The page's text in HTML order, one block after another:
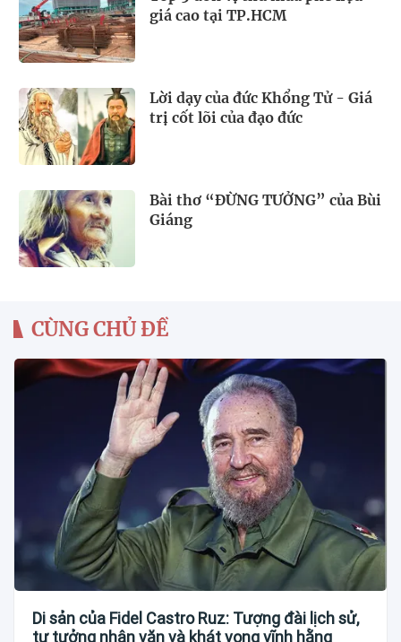
giá cao tại TP.HCM
Lời dạy của đức Khổng Tử - Giá
trị cốt lõi của đạo đức
Bài thơ “ĐỪNG TƯỞNG” của Bùi
Giáng
CÙNG CHỦ ĐỀ
Di sản của Fidel Castro Ruz: Tượng đài lịch sử,
tư tưởng nhân văn và khát vọng vĩnh hằng